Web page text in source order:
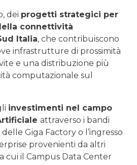
dei progetti strategici per
connettività
Italia, che contribuiscono
infrastrutture di prossimità
e una distribuzione più
computazionale sul
investimenti nel campo
attraverso i bandi
Giga Factory o l’ingresso
provenienti da altri
cui il Campus Data Center